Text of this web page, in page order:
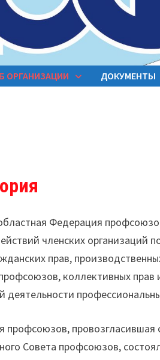
ОРГАНИЗАЦИИ ДОКУМЕНТЫ
Федерация
членских организаций
прав,
коллективных прав
деятельности
профсоюзов,
Совета профсоюзов,